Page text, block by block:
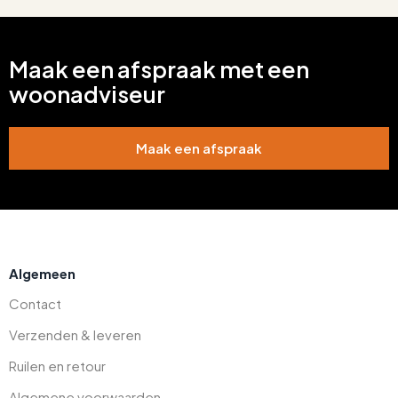
Maak een afspraak met een
woonadviseur
Maak een afspraak
Algemeen
Contact
Verzenden & leveren
Ruilen en retour